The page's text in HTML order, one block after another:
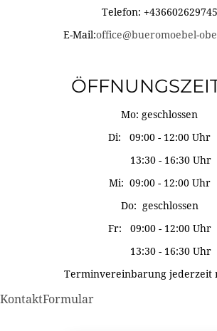
Telefon: +436602629745
E-Mail:office@bueromoebel-
Mo: geschlossen
Di: 09:00 - 12:00 Uhr
13:30 - 16:30 Uhr
Mi: 09:00 - 12:00 Uhr
Do: geschlossen
Fr: 09:00 - 12:00 Uhr
13:30 - 16:30 Uhr
Terminvereinbarung jederzeit
KontaktFormular